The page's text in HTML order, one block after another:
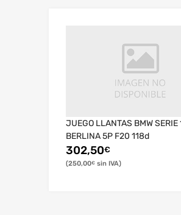
JUEGO LLANTAS BMW SERIE
BERLINA 5P F20 118d
302,50€
250,00€